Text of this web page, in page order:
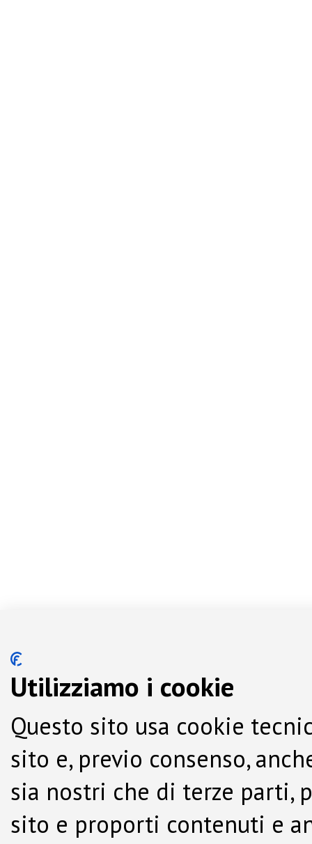
Utilizziamo i cookie
Questo sito usa cookie
sito e, previo consenso,
sia nostri che di terze parti,
sito e proporti contenuti e